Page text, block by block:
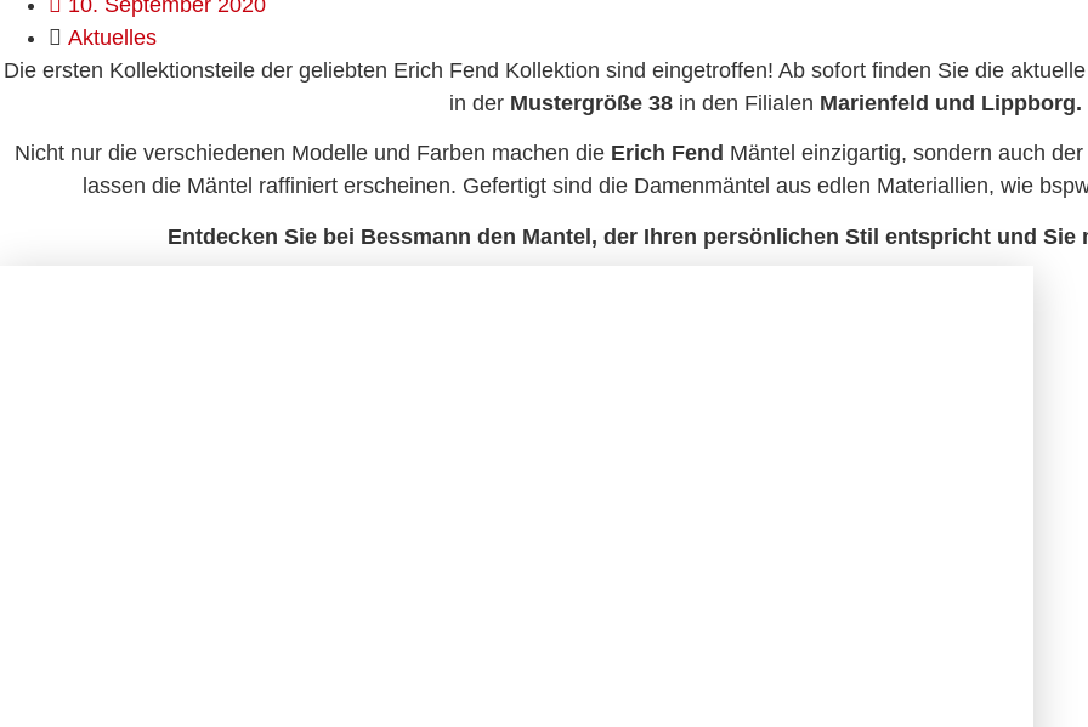
10. September 2020
Aktuelles
Die ersten Kollektionsteile der geliebten Erich Fend Kollektion sind eingetroffen! Ab sofort finden Sie die
in der Mustergröße 38in den Filialen Marienfeld und Lippborg.
Nicht nur die verschiedenen Modelle und Farben machen dieErich Fend Mäntel einzigartig, sondern auch
lassen die Mäntel raffiniert erscheinen. Gefertigt sind die Damenmäntel aus edlen Materiallien, wie
Entdecken Sie bei Bessmann den Mantel, der Ihren persönlichen Stil entspricht und Sie